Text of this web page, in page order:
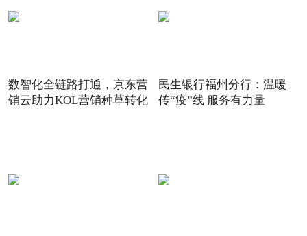
数智化全链路打通，京东营
销云助力KOL营销种草转化
民生银行福州分行：温暖
传“疫”线 服务有力量